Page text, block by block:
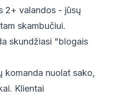
2+ valandos - jūsų
skambučiui.
skundžiasi "blogais
komanda nuolat sako,
Klientai